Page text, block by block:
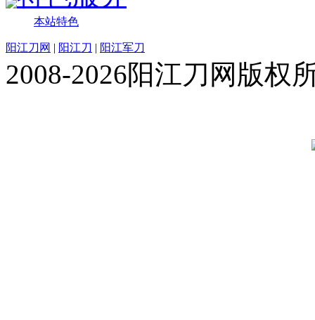
本站特色
阳江刀网 | 阳江刀 | 阳江军刀
2008-2026阳江刀网版权